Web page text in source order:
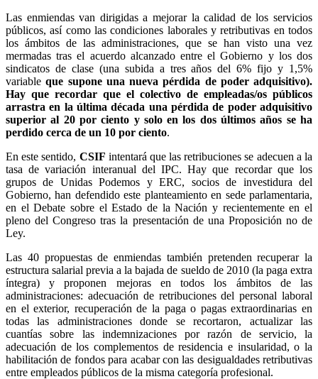
Las enmiendas van dirigidas a mejorar la calidad de los servicios
públicos, así como las condiciones laborales y retributivas en todos
los ámbitos de las administraciones, que se han visto una vez
mermadas tras el acuerdo alcanzado entre el Gobierno y los dos
sindicatos de clase (una subida a tres años del 6% fijo y 1,5%
variableque supone una nueva pérdida de poder adquisitivo).
Hay que recordar que el colectivo de empleadas/os públicos
arrastra en la última década una pérdida de poder adquisitivo
superior al 20 por ciento y solo en los dos últimos años se ha
perdido cerca de un 10 por ciento.
En este sentido, CSIF intentará que las retribuciones se adecuen a la
tasa de variación interanual del IPC. Hay que recordar que los
grupos de Unidas Podemos y ERC, socios de investidura del
Gobierno, han defendido este planteamiento en sede parlamentaria,
en el Debate sobre el Estado de la Nación y recientemente en el
pleno del Congreso tras la presentación de una Proposición no de
Ley.
Las 40 propuestas de enmiendas también pretenden recuperar la
estructura salarial previa a la bajada de sueldo de 2010 (la paga extra
íntegra) y proponen mejoras en todos los ámbitos de las
administraciones: adecuación de retribuciones del personal laboral
en el exterior, recuperación de la paga o pagas extraordinarias en
todas las administraciones donde se recortaron, actualizar las
cuantías sobre las indemnizaciones por razón de servicio, la
adecuación de los complementos de residencia e insularidad, o la
habilitación de fondos para acabar con las desigualdades retributivas
entre empleados públicos de la misma categoría profesional.